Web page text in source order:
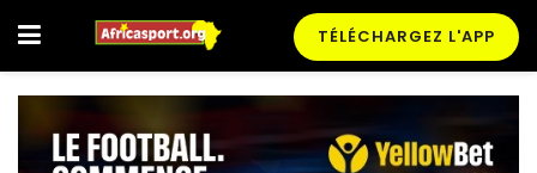
TÉLÉCHARGEZ L'APP